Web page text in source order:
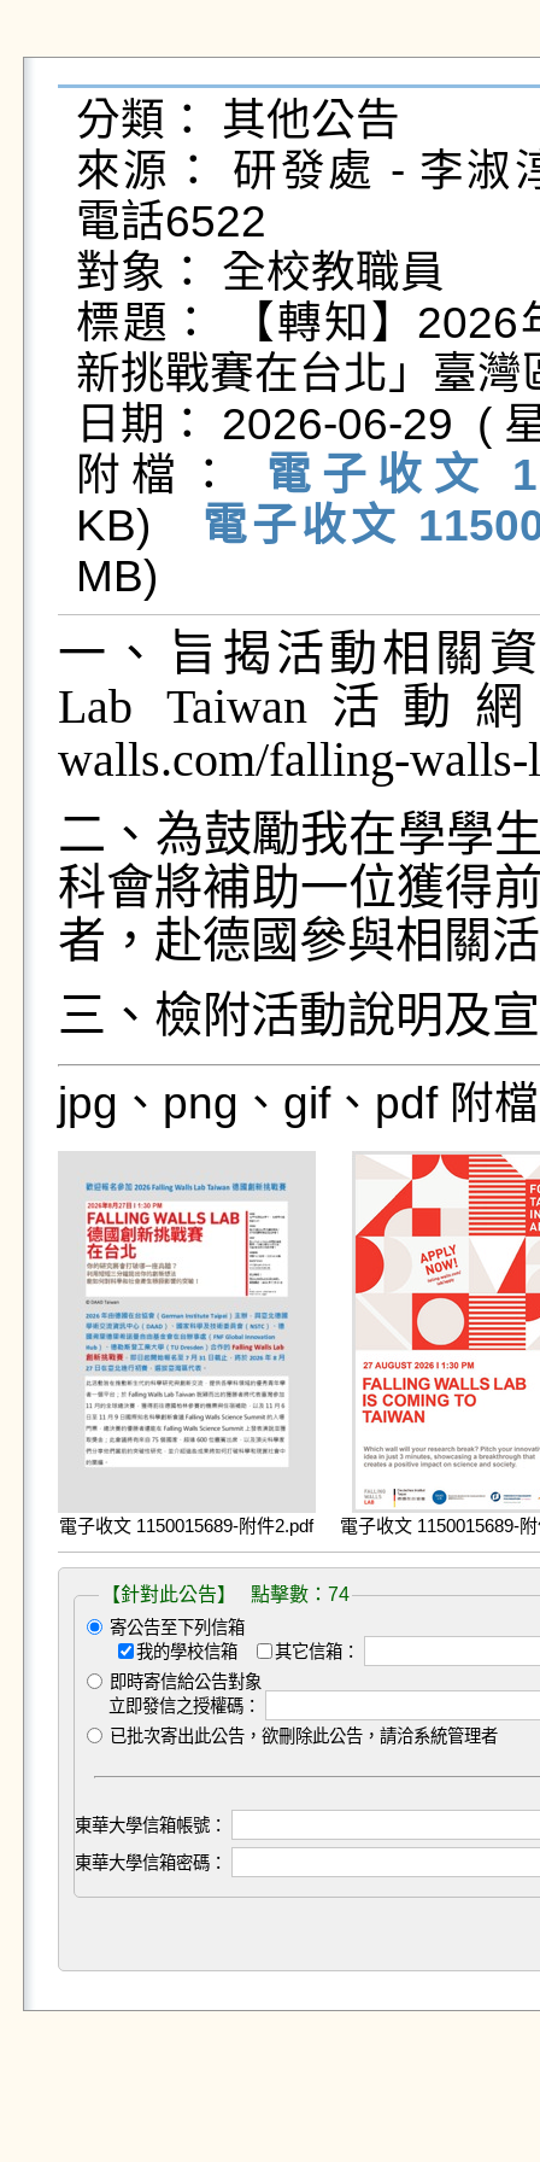
分類： 其他公告
來源： 研發處 - 李淑
電話6522
對象： 全校教職員
標題： 【轉知】2026
新挑戰賽在台北」臺灣
日期： 2026-06-29  (
附檔： 電子收文
KB) 電子收文
MB)
一、​​​旨揭活動相關
Lab Taiwan活動
walls.com/falling-
二、​​​為鼓勵我在學學
科會將補助一位獲得
者，赴德國參與相關
三、檢附活動說明及
jpg、png、gif、pdf 附
電子收文 1150015689-附件2.pdf 電子收文 1150015689-
【針對此公告】 點擊數：74
寄公告至下列信箱
我的學校信箱
其它信箱：
即時寄信給公告對象
立即發信之授權碼：
已批次寄出此公告，欲刪除此公告，請洽系統管理者
東華大學信箱帳號：
東華大學信箱密碼：